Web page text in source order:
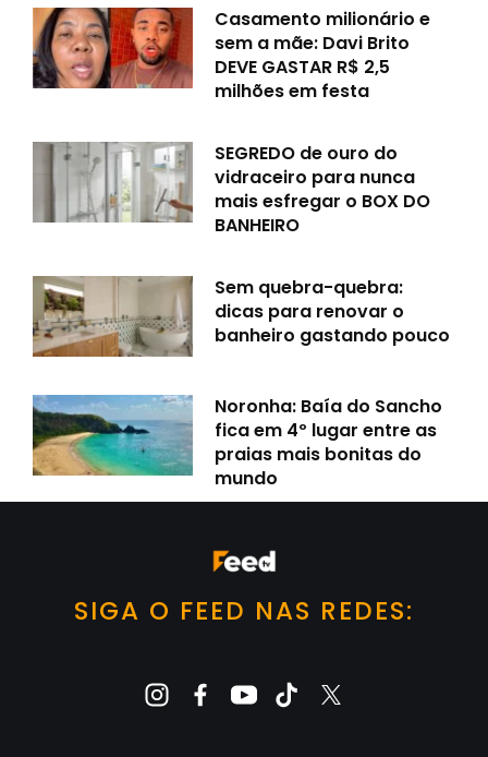
Casamento milionário e
sem a mãe: Davi Brito
DEVE GASTAR R$ 2,5
milhões em festa
SEGREDO de ouro do
vidraceiro para nunca
mais esfregar o BOX DO
BANHEIRO
Sem quebra-quebra:
dicas para renovar o
banheiro gastando pouco
Noronha: Baía do Sancho
fica em 4º lugar entre as
praias mais bonitas do
mundo
SIGA O FEED NAS REDES: